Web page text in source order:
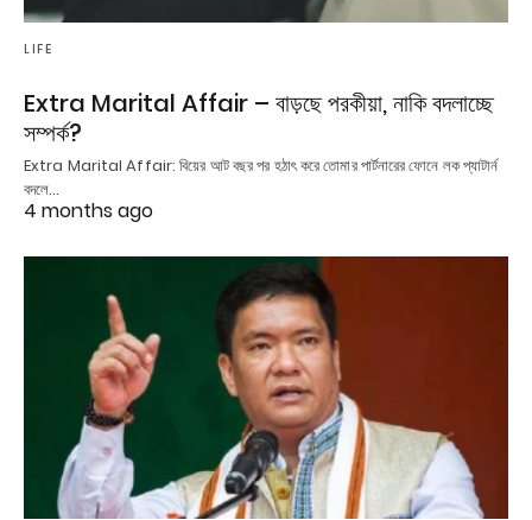
LIFE
Extra Marital Affair – বাড়ছে পরকীয়া, নাকি বদলাচ্ছে
সম্পর্ক?
Extra Marital Affair: বিয়ের আট বছর পর হঠাৎ করে তোমার পার্টনারের ফোনে লক প্যাটার্ন
বদলে…
4 months ago